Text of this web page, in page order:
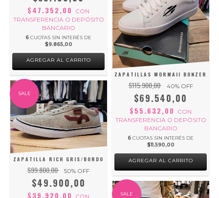
$47.352,00
CON
TRANSFERENCIA O DEPÓSITO
BANCARIO
6 CUOTAS SIN INTERÉS DE
$9.865,00
AGREGAR AL CARRITO
ZAPATILLAS MORMAII BONZER
$115.900,00 40% OFF
$69.540,00
$55.632,00
CON
TRANSFERENCIA O DEPÓSITO
BANCARIO
6 CUOTAS SIN INTERÉS DE
$11.590,00
AGREGAR AL CARRITO
SALE
ZAPATILLA RICH GRIS/BORDO
$99.800,00 50% OFF
$49.900,00
$39.920,00
CON
SALE